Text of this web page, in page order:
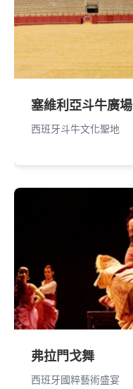
塞維利亞斗牛廣場
西班牙斗牛文化聖地
弗拉門戈舞
西班牙國粹藝術盛宴